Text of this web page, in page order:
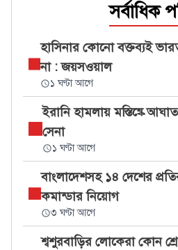
সর্বাধিক
হাসিনার কোনো বক্তব্যই
না : জয়সওয়াল
১ ঘণ্টা আগে
ইরানি হামলায় মস্তিষ্কে
সেনা
১ ঘণ্টা আগে
বাংলাদেশসহ ১৪ দেশের
কমান্ডার নিয়োগ
৩ ঘণ্টা আগে
শ্বশুরবাড়ির লোকেরা কোন